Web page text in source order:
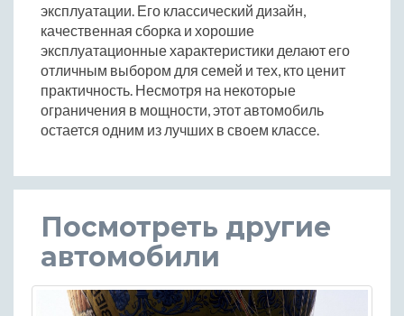
эксплуатации. Его классический дизайн,
качественная сборка и хорошие
эксплуатационные характеристики делают его
отличным выбором для семей и тех, кто ценит
практичность. Несмотря на некоторые
ограничения в мощности, этот автомобиль
остается одним из лучших в своем классе.
Посмотреть другие
автомобили